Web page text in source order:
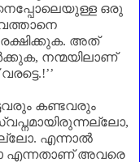
ഒരു
അത്
, നന്മയിലാണ്‌
’’
കണ്ടവരും
,
എന്നാൽ
എന്നതാണ്‌ അവരെ